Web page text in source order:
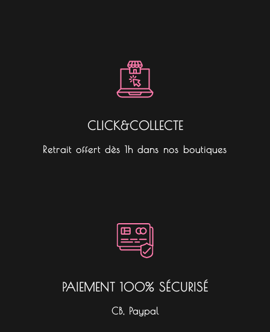
CLICK&COLLECTE
Retrait offert dès 1h dans nos boutiques
PAIEMENT 100% SÉCURISÉ
CB, Paypal